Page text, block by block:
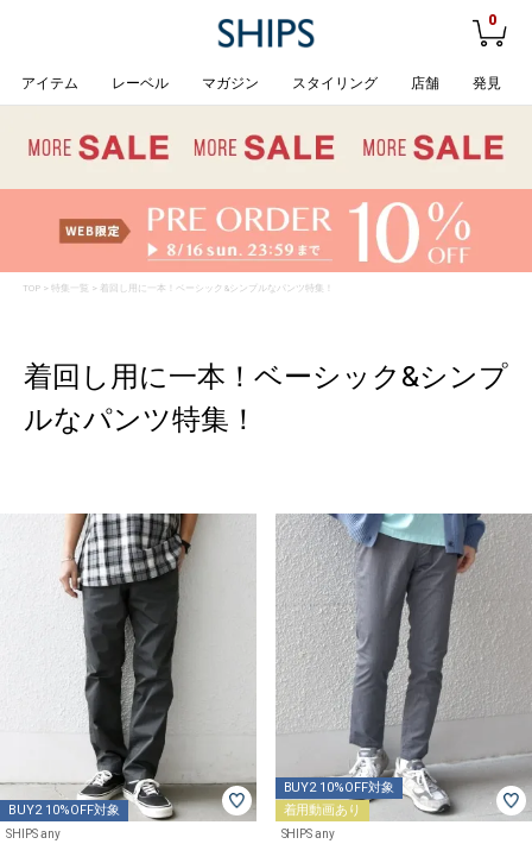
0
アイテム レーベル マガジン スタイリング 店舗 発見
TOP> 特集一覧 > 着回し用に一本！ベーシック&シンプルなパンツ特集！
着回し用に一本！ベーシック&シンプ
ルなパンツ特集！
BUY2 10%OFF対象
SHIPS any
BUY2 10%OFF対象
着用動画あり
SHIPS any